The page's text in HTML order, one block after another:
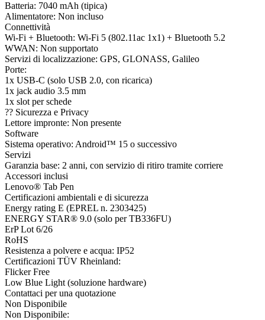
Batteria: 7040 mAh (tipica)
Alimentatore: Non incluso
Connettività
Wi-Fi + Bluetooth: Wi-Fi 5 (802.11ac 1x1) + Bluetooth 5.2
WWAN: Non supportato
Servizi di localizzazione: GPS, GLONASS, Galileo
Porte:
1x USB-C (solo USB 2.0, con ricarica)
1x jack audio 3.5 mm
1x slot per schede
?? Sicurezza e Privacy
Lettore impronte: Non presente
Software
Sistema operativo: Android™ 15 o successivo
Servizi
Garanzia base: 2 anni, con servizio di ritiro tramite corriere
Accessori inclusi
Lenovo® Tab Pen
Certificazioni ambientali e di sicurezza
Energy rating E (EPREL n. 2303425)
ENERGY STAR® 9.0 (solo per TB336FU)
ErP Lot 6/26
RoHS
Resistenza a polvere e acqua: IP52
Certificazioni TÜV Rheinland:
Flicker Free
Low Blue Light (soluzione hardware)
Contattaci per una quotazione
Non Disponibile
Non Disponibile: